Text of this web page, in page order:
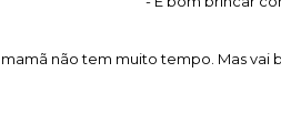
mamã não tem muito tempo. Mas vai